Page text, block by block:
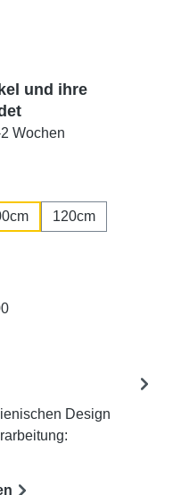
und ihre
Wochen
120cm
Design